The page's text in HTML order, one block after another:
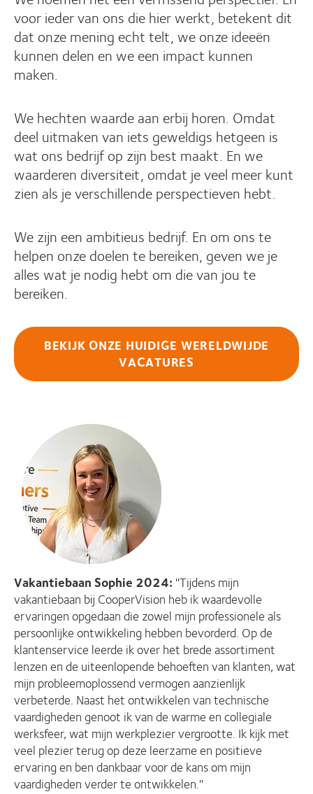
voor ieder van ons die hier werkt, betekent dit
dat onze mening echt telt, we onze ideeën
kunnen delen en we een impact kunnen
maken.
We hechten waarde aan erbij horen. Omdat
deel uitmaken van iets geweldigs hetgeen is
wat ons bedrijf op zijn best maakt. En we
waarderen diversiteit, omdat je veel meer kunt
zien als je verschillende perspectieven hebt.
We zijn een ambitieus bedrijf. En om ons te
helpen onze doelen te bereiken, geven we je
alles wat je nodig hebt om die van jou te
bereiken.
BEKIJK ONZE HUIDIGE WERELDWIJDE
VACATURES
Vakantiebaan Sophie 2024: ''Tijdens mijn
vakantiebaan bij CooperVision heb ik waardevolle
ervaringen opgedaan die zowel mijn professionele als
persoonlijke ontwikkeling hebben bevorderd. Op de
klantenservice leerde ik over het brede assortiment
lenzen en de uiteenlopende behoeften van klanten, wat
mijn probleemoplossend vermogen aanzienlijk
verbeterde. Naast het ontwikkelen van technische
vaardigheden genoot ik van de warme en collegiale
werksfeer, wat mijn werkplezier vergrootte. Ik kijk met
veel plezier terug op deze leerzame en positieve
ervaring en ben dankbaar voor de kans om mijn
vaardigheden verder te ontwikkelen.''